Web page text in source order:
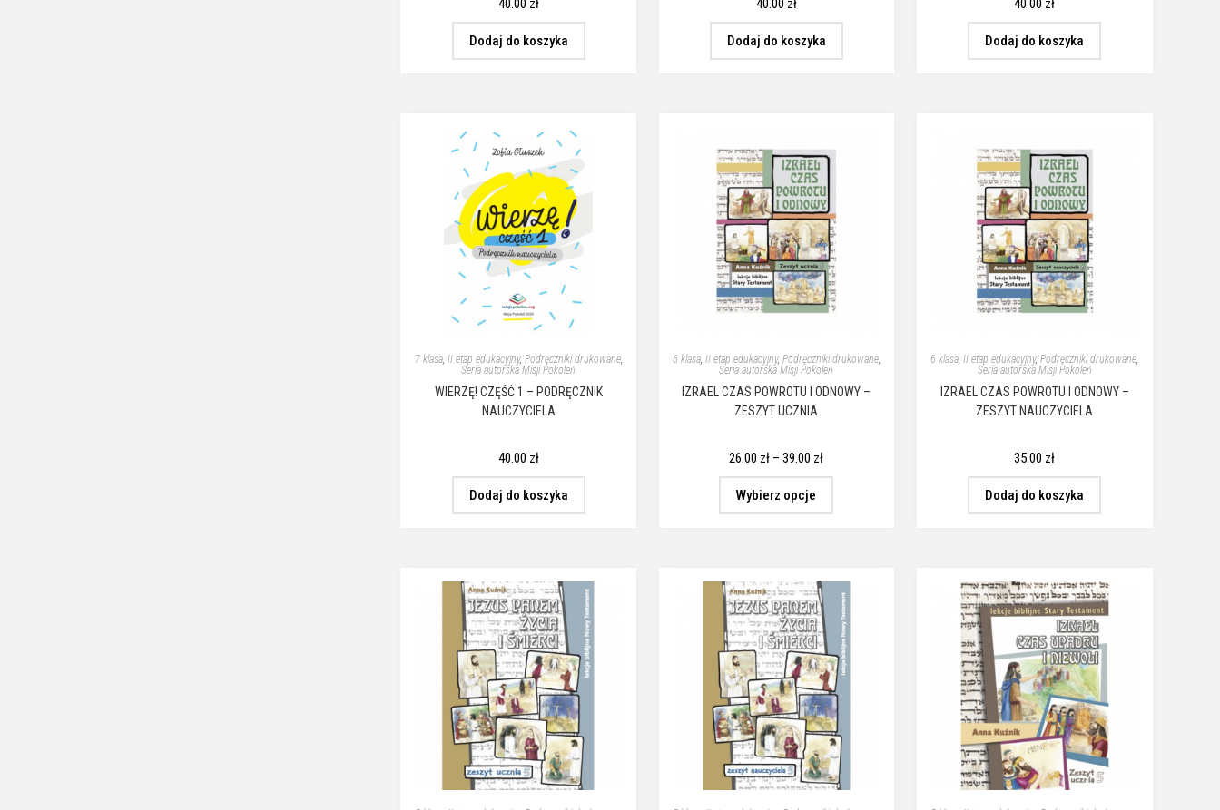
Dodaj do koszyka Dodaj do koszyka Dodaj do koszyka
7 klasa, II etap edukacyjny, Podręczniki drukowane,
Seria autorska Misji Pokoleń
WIERZĘ! CZĘŚĆ 1 – PODRĘCZNIK
NAUCZYCIELA
40.00 zł
Dodaj do koszyka
6 klasa, II etap edukacyjny, Podręczniki drukowane,
Seria autorska Misji Pokoleń
IZRAEL CZAS POWROTU I ODNOWY –
ZESZYT UCZNIA
26.00 zł – 39.00 zł
Wybierz opcje
6 klasa,II etap edukacyjny,Podręczniki drukowane,
Seria autorska Misji Pokoleń
IZRAEL CZAS POWROTU I ODNOWY –
ZESZYT NAUCZYCIELA
35.00 zł
Dodaj do koszyka